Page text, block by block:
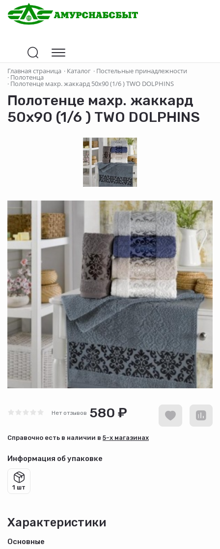
Главная страница · Каталог · Постельные принадлежности
· Полотенца
· Полотенце махр. жаккард 50х90 (1/6 ) TWO DOLPHINS
Полотенце махр. жаккард
50х90 (1/6 ) TWO DOLPHINS
Нет отзывов 580 ₽
Cправочно есть в наличии в 5-х магазинах
Информация об упаковке
1 шт
Характеристики
Основные